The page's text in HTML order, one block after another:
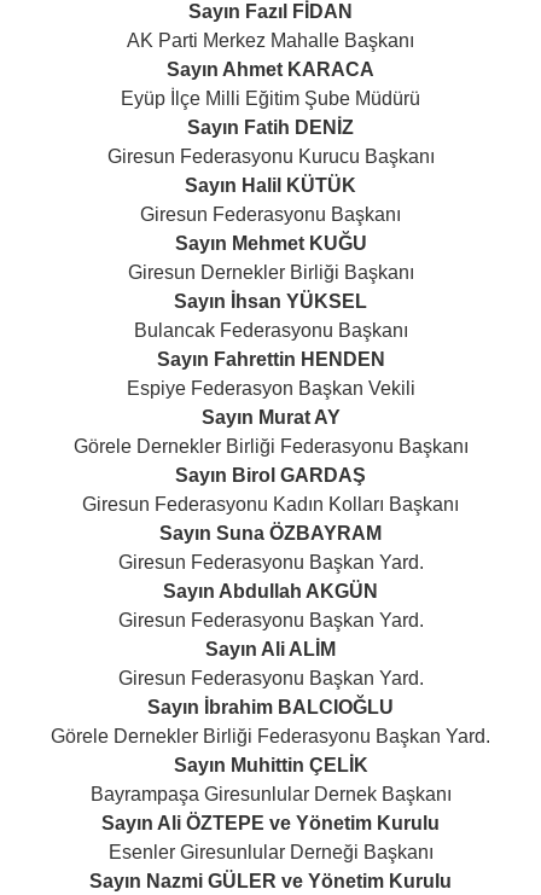
Sayın Fazıl FİDAN
AK Parti Merkez Mahalle Başkanı
Sayın Ahmet KARACA
Eyüp İlçe Milli Eğitim Şube Müdürü
Sayın Fatih DENİZ
Giresun Federasyonu Kurucu Başkanı
Sayın Halil KÜTÜK
Giresun Federasyonu Başkanı
Sayın Mehmet KUĞU
Giresun Dernekler Birliği Başkanı
Sayın İhsan YÜKSEL
Bulancak Federasyonu Başkanı
Sayın Fahrettin HENDEN
Espiye Federasyon Başkan Vekili
Sayın Murat AY
Görele Dernekler Birliği Federasyonu Başkanı
Sayın Birol GARDAŞ
Giresun Federasyonu Kadın Kolları Başkanı
Sayın Suna ÖZBAYRAM
Giresun Federasyonu Başkan Yard.
Sayın Abdullah AKGÜN
Giresun Federasyonu Başkan Yard.
Sayın Ali ALİM
Giresun Federasyonu Başkan Yard.
Sayın İbrahim BALCIOĞLU
Görele Dernekler Birliği Federasyonu Başkan Yard.
Sayın Muhittin ÇELİK
Bayrampaşa Giresunlular Dernek Başkanı
Sayın Ali ÖZTEPE ve Yönetim Kurulu
Esenler Giresunlular Derneği Başkanı
Sayın Nazmi GÜLER ve Yönetim Kurulu